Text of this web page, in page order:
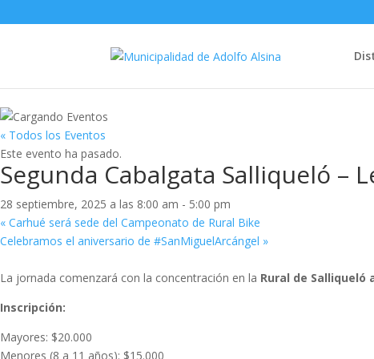
« Todos los Eventos
Este evento ha pasado.
Segunda Cabalgata Salliqueló –
28 septiembre, 2025 a las 8:00 am - 5:00 pm
« Carhué será sede del Campeonato de Rural Bike
Celebramos el aniversario de #SanMiguelArcángel »
La jornada comenzará con la concentración en la Rural de Salliqueló
Inscripción:
Mayores: $20.000
Menores (8 a 11 años): $15.000